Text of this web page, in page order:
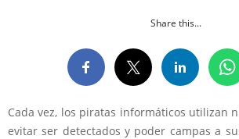
Share this...
Cada vez, los piratas informáticos utilizan
evitar ser detectados y poder campas a